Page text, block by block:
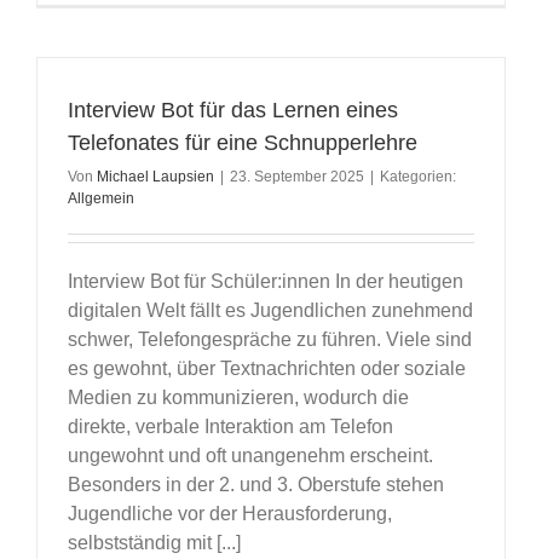
Interview Bot für das Lernen eines
Telefonates für eine Schnupperlehre
Von Michael Laupsien 23. September 2025
Kategorien:
Allgemein
Interview Bot für Schüler:innen In der heutigen
digitalen Welt fällt es Jugendlichen zunehmend
schwer, Telefongespräche zu führen. Viele sind
es gewohnt, über Textnachrichten oder soziale
Medien zu kommunizieren, wodurch die
direkte, verbale Interaktion am Telefon
ungewohnt und oft unangenehm erscheint.
Besonders in der 2. und 3. Oberstufe stehen
Jugendliche vor der Herausforderung,
selbstständig mit [...]